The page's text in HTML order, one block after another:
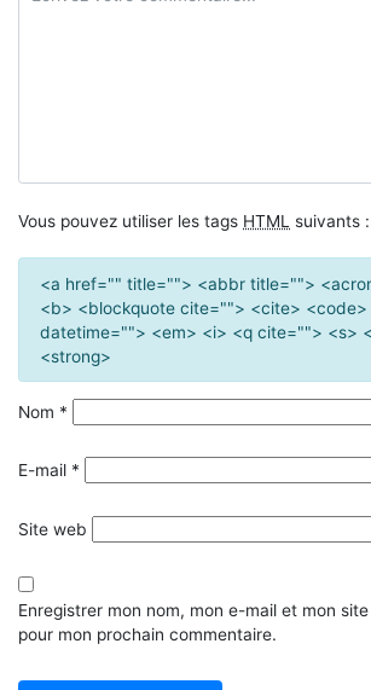
Vous pouvez utiliser les tags HTML suivants :
<a href="" title=""> <abbr title="">
<b> <blockquote cite=""> <cite> <code>
datetime=""> <em> <i> <q cite=""> <s>
<strong>
Nom *
E-mail *
Site web
Enregistrer mon nom, mon e-mail et mon
pour mon prochain commentaire.